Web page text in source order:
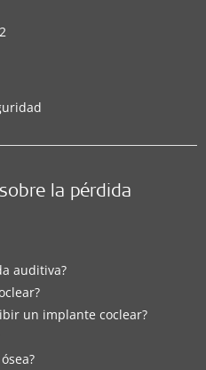
la pérdida
auditiva?
un implante coclear?